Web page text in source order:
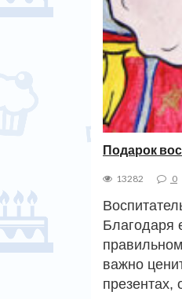
Подарок
13282 0
Благодаря
важно